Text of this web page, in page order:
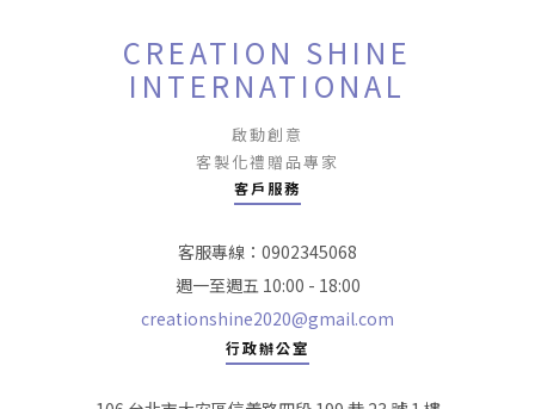
CREATION SHINE
INTERNATIONAL
啟動創意
客製化禮贈品專家
客戶服務
客服專線：0902345068
週一至週五 10:00 - 18:00
creationshine2020@gmail.com
行政辦公室